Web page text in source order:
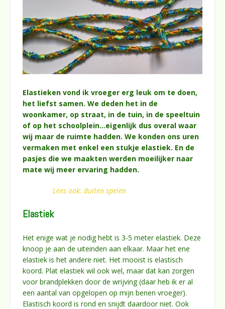
Elastieken vond ik vroeger erg leuk om te doen,
het liefst samen. We deden het in de
woonkamer, op straat, in de tuin, in de speeltuin
of op het schoolplein…eigenlijk dus overal waar
wij maar de ruimte hadden. We konden ons uren
vermaken met enkel een stukje elastiek. En de
pasjes die we maakten werden moeilijker naar
mate wij meer ervaring hadden.
Lees ook: Buiten spelen
Elastiek
Het enige wat je nodig hebt is 3-5 meter elastiek. Deze
knoop je aan de uiteinden aan elkaar. Maar het ene
elastiek is het andere niet. Het mooist is elastisch
koord. Plat elastiek wil ook wel, maar dat kan zorgen
voor brandplekken door de wrijving (daar heb ik er al
een aantal van opgelopen op mijn benen vroeger).
Elastisch koord is rond en snijdt daardoor niet. Ook